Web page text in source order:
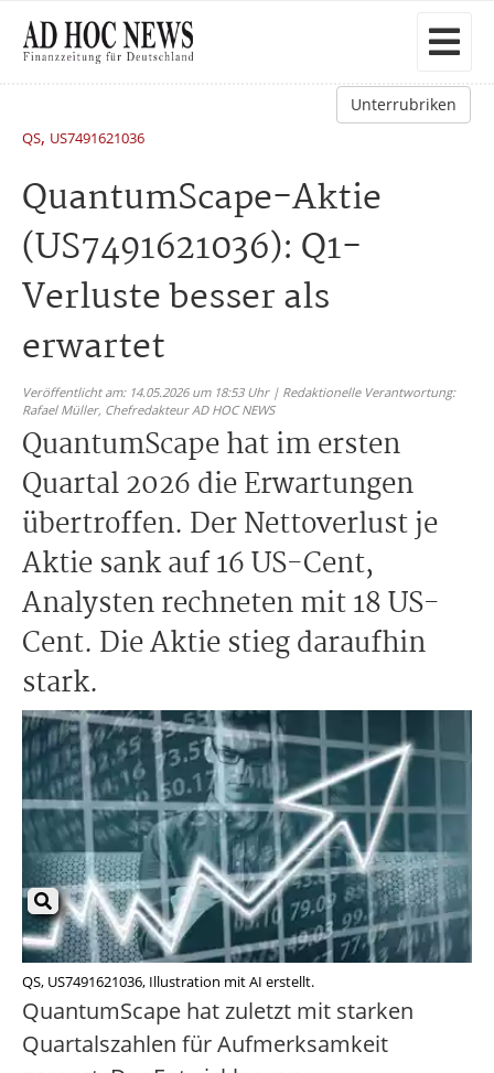
Unterrubriken
QS, US7491621036
QuantumScape-Aktie
(US7491621036): Q1-
Verluste besser als
erwartet
Veröffentlicht am: 14.05.2026 um 18:53 Uhr | Redaktionelle Verantwortung:
Rafael Müller, Chefredakteur AD HOC NEWS
QuantumScape hat im ersten
Quartal 2026 die Erwartungen
übertroffen. Der Nettoverlust je
Aktie sank auf 16 US-Cent,
Analysten rechneten mit 18 US-
Cent. Die Aktie stieg daraufhin
stark.
QS, US7491621036, Illustration mit AI erstellt.
QuantumScape hat zuletzt mit starken
Quartalszahlen für Aufmerksamkeit